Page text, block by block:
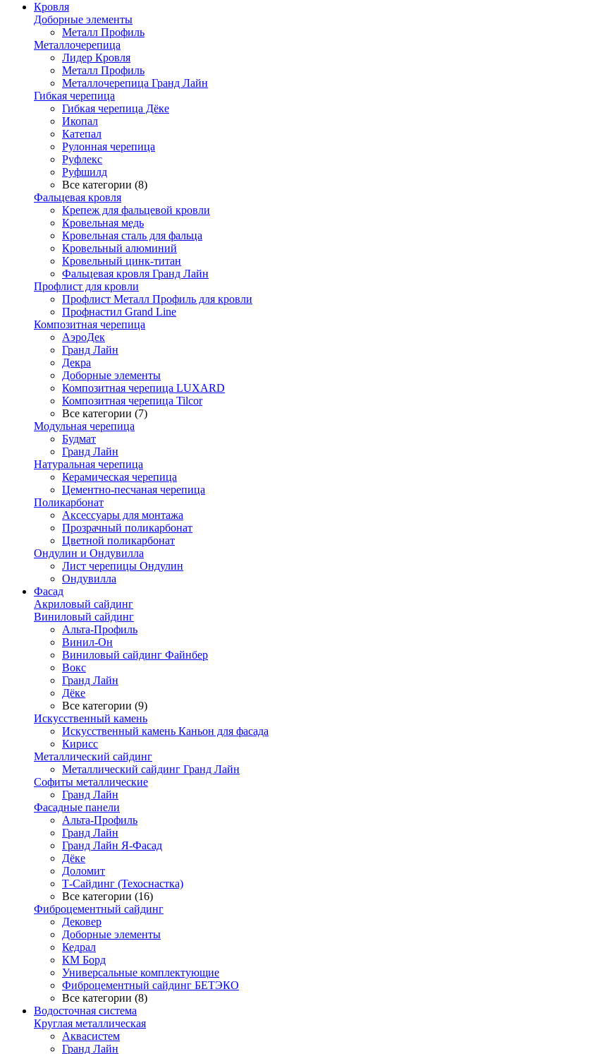
Кровля
Доборные элементы
Металл Профиль
Металлочерепица
Лидер Кровля
Металл Профиль
Металлочерепица Гранд Лайн
Гибкая черепица
Гибкая черепица Дёке
Икопал
Катепал
Рулонная черепица
Руфлекс
Руфшилд
Все категории (8)
Фальцевая кровля
Крепеж для фальцевой кровли
Кровельная медь
Кровельная сталь для фальца
Кровельный алюминий
Кровельный цинк-титан
Фальцевая кровля Гранд Лайн
Профлист для кровли
Профлист Металл Профиль для кровли
Профнастил Grand Line
Композитная черепица
АэроДек
Гранд Лайн
Декра
Доборные элементы
Композитная черепица LUXARD
Композитная черепица Tilcor
Все категории (7)
Модульная черепица
Будмат
Гранд Лайн
Натуральная черепица
Керамическая черепица
Цементно-песчаная черепица
Поликарбонат
Аксессуары для монтажа
Прозрачный поликарбонат
Цветной поликарбонат
Ондулин и Ондувилла
Лист черепицы Ондулин
Ондувилла
Фасад
Акриловый сайдинг
Виниловый сайдинг
Альта-Профиль
Винил-Он
Виниловый сайдинг Файнбер
Вокс
Гранд Лайн
Дёке
Все категории (9)
Искусственный камень
Искусственный камень Каньон для фасада
Кирисс
Металлический сайдинг
Металлический сайдинг Гранд Лайн
Софиты металлические
Гранд Лайн
Фасадные панели
Альта-Профиль
Гранд Лайн
Гранд Лайн Я-Фасад
Дёке
Доломит
Т-Сайдинг (Техоснастка)
Все категории (16)
Фиброцементный сайдинг
Дековер
Доборные элементы
Кедрал
КМ Борд
Универсальные комплектующие
Фиброцементный сайдинг БЕТЭКО
Все категории (8)
Водосточная система
Круглая металлическая
Аквасистем
Гранд Лайн